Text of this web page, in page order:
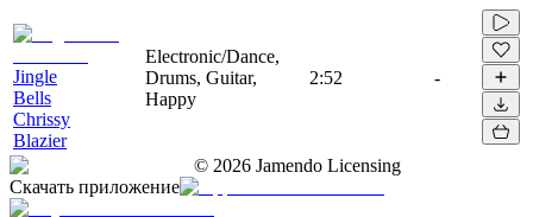
Jingle
Bells
Chrissy
Blazier
Electronic/Dance,
Drums, Guitar,
Happy
2:52 -
© 2026 Jamendo Licensing
Скачать приложение